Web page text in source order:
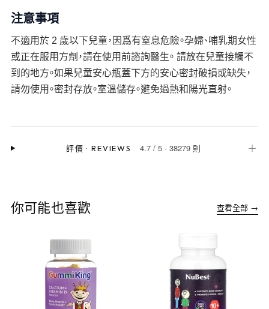
注意事項
不適用於 2 歲以下兒童，因爲有窒息危險。孕婦、哺乳期女性
或正在服用方劑，請在使用前諮詢醫生。 請放在兒童接觸不
到的地方。如果兒童安心瓶蓋下方的安心密封破損或缺失，
請勿使用。密封存放。室溫儲存。避免過熱和陽光直射。
評價 ·REVIEWS 4.7/ 5· 38279 則 ＋
你可能也喜歡 查看全部 →